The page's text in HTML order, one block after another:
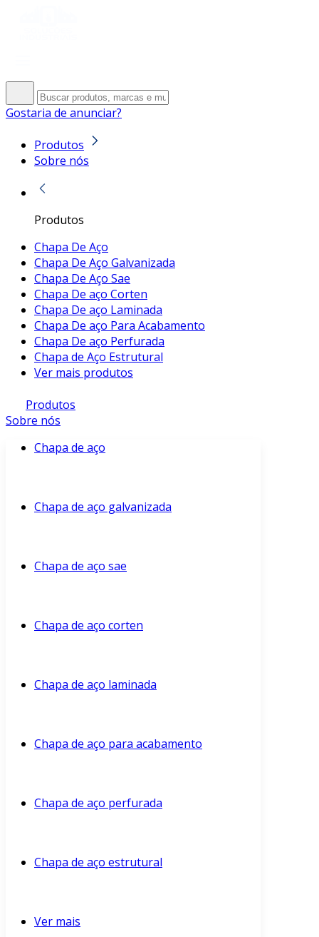
Gostaria de anunciar?
Produtos
Sobre nós
Produtos
Chapa De Aço
Chapa De Aço Galvanizada
Chapa De Aço Sae
Chapa De aço Corten
Chapa De aço Laminada
Chapa De aço Para Acabamento
Chapa De aço Perfurada
Chapa de Aço Estrutural
Ver mais produtos
Produtos
Sobre nós
Chapa de aço
Chapa de aço galvanizada
Chapa de aço sae
Chapa de aço corten
Chapa de aço laminada
Chapa de aço para acabamento
Chapa de aço perfurada
Chapa de aço estrutural
Ver mais